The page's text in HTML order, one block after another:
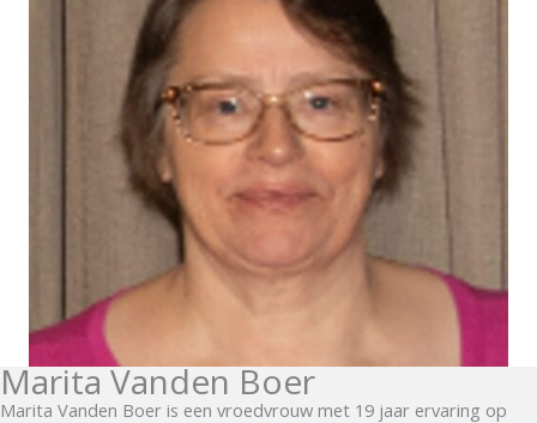
Marita Vanden Boer
Marita Vanden Boer is een vroedvrouw met 19 jaar ervaring op